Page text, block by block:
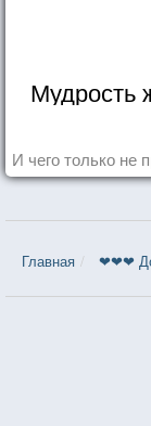
Мудрость
И чего только не
Главная ❤❤❤